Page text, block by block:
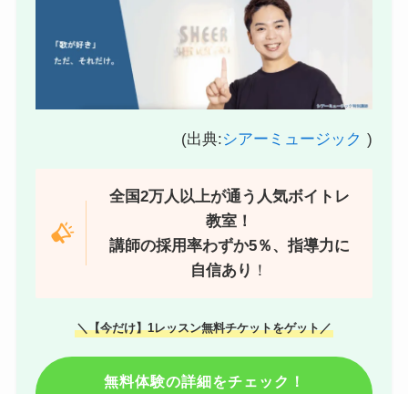
(出典:シアーミュージック )
全国2万人以上が通う人気ボイトレ
教室！
講師の採用率わずか5％、指導力に
自信あり ！
＼【今だけ】1レッスン無料チケットをゲット／
無料体験の詳細をチェック！